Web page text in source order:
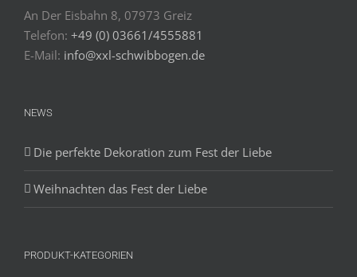
An Der Eisbahn 8, 07973 Greiz
Telefon: +49 (0) 03661/4555881
E-Mail: info@xxl-schwibbogen.de
NEWS
Die perfekte Dekoration zum Fest der Liebe
Weihnachten das Fest der Liebe
PRODUKT-KATEGORIEN